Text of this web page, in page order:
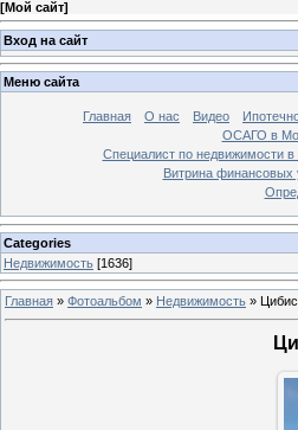
[Мой сайт]
Вход на сайт
Меню сайта
Главная О нас Видео
ОСАГО в
Специалист по недвижимости
Витрина финансовых
Categories
Недвижимость [1636]
Главная » Фотоальбом » Недвижимость »